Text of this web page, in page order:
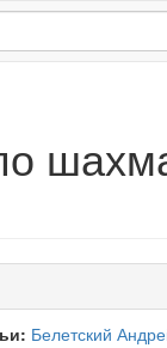
Белетский